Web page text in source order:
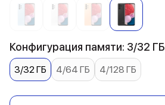
Конфигурация памяти: 3/32 ГБ
3/32 ГБ 4/64 ГБ 4/128 ГБ